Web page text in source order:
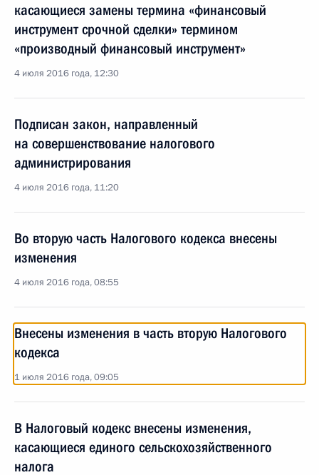
касающиеся замены термина «финансовый
инструмент срочной сделки» термином
«производный финансовый инструмент»
4 июля 2016 года, 12:30
Подписан закон, направленный
на совершенствование налогового
администрирования
4 июля 2016 года, 11:20
Во вторую часть Налогового кодекса внесены
изменения
4 июля 2016 года, 08:55
Внесены изменения в часть вторую Налогового
кодекса
1 июля 2016 года, 09:05
В Налоговый кодекс внесены изменения,
касающиеся единого сельскохозяйственного
налога